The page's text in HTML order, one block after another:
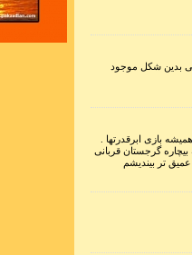
بدین شکل موجود
بازی ابرقدرتها .
گرجستان قربانی
تر بیندیشم